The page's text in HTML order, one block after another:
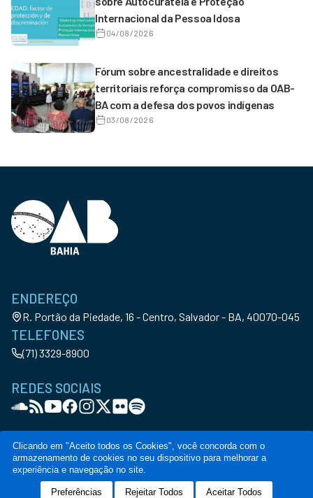
Internacional da Pessoa Idosa
04/08/2026
Fórum sobre ancestralidade e direitos
territoriais reforça compromisso da OAB-
BA com a defesa dos povos indígenas
03/08/2026
ENDEREÇO
R. Portão da Piedade, 16 - Centro, Salvador - BA, 40070-045
TELEFONES
(71) 3329-8900
REDES SOCIAIS
© Copyright OAB-BA. All Rights Reserved
Canal de denúncia
Clicando em "Aceito todos os Cookies", você concorda com o
armazenamento de cookies no seu dispositivo para melhorar a
experiência e navegação no site.
Preferências Rejeitar Todos Aceitar Todos